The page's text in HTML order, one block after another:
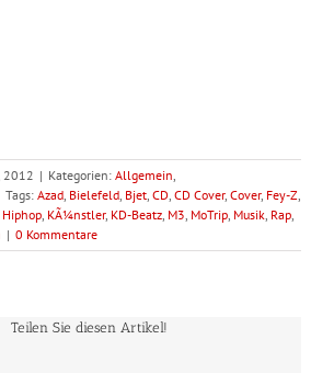
2012 | Kategorien: Allgemein,
Tags: Azad, Bielefeld, Bjet, CD, CD Cover, Cover, Fey-Z,
Hiphop, KÃ¼nstler, KD-Beatz, M3, MoTrip, Musik, Rap,
| 0 Kommentare
Teilen Sie diesen Artikel!